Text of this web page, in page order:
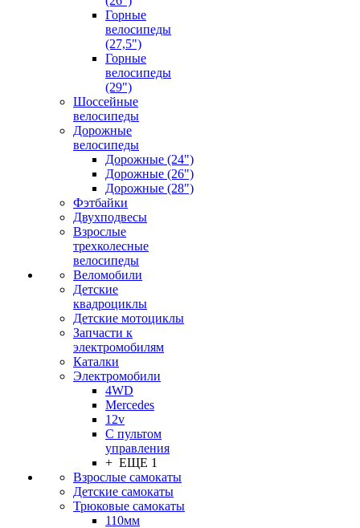
Горные
велосипеды
(27,5")
Горные
велосипеды
(29")
Шоссейные
велосипеды
Дорожные
велосипеды
Дорожные (24")
Дорожные (26")
Дорожные (28")
Фэтбайки
Двухподвесы
Взрослые
трехколесные
велосипеды
Веломобили
Детские
квадроциклы
Детские мотоциклы
Запчасти к
электромобилям
Каталки
Электромобили
4WD
Mercedes
12v
С пультом
управления
+ ЕЩЕ 1
Взрослые самокаты
Детские самокаты
Трюковые самокаты
110мм